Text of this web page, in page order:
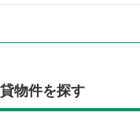
物件を探す